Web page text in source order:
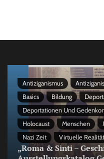
Antiziganismus
Basics
Bildung
Deportationen Und
Holocaust
Menschen
Nazi Zeit
Virtuelle
„Roma & Sinti –